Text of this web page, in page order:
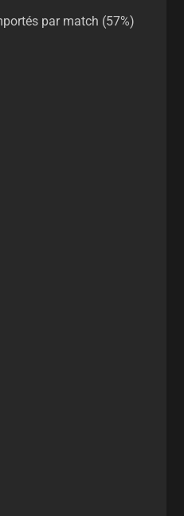
par match (57%)